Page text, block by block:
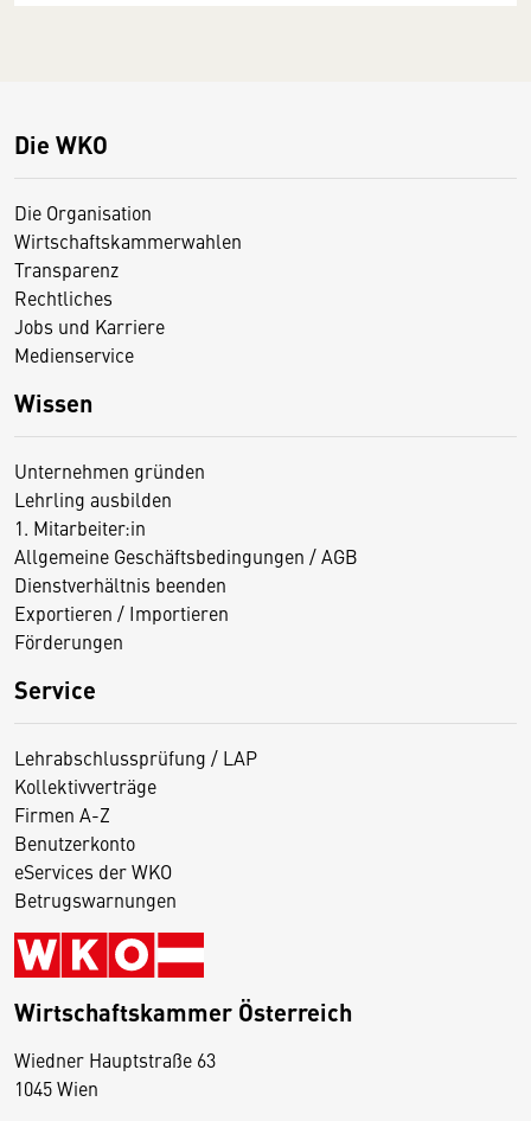
Die WKO
Die Organisation
Wirtschaftskammerwahlen
Transparenz
Rechtliches
Jobs und Karriere
Medienservice
Wissen
Unternehmen gründen
Lehrling ausbilden
1. Mitarbeiter:in
Allgemeine Geschäftsbedingungen / AGB
Dienstverhältnis beenden
Exportieren / Importieren
Förderungen
Service
Lehrabschlussprüfung / LAP
Kollektivverträge
Firmen A-Z
Benutzerkonto
eServices der WKO
Betrugswarnungen
Wirtschaftskammer Österreich
Wiedner Hauptstraße 63
1045 Wien
D